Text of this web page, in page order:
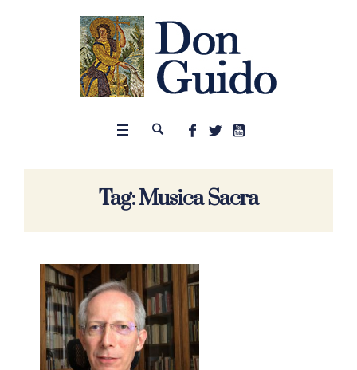
Tag:Musica Sacra